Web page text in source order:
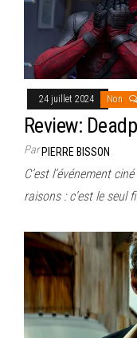
24 juillet 2024 Non
Review:
ParPIERRE BISSON
C’est l’événement
raisons : c’est le seul